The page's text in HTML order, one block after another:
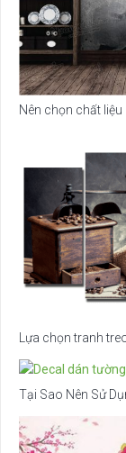
Nên chọn chất
Lựa chọn tranh
Tại Sao Nên Sử